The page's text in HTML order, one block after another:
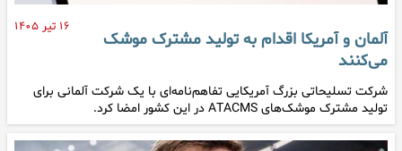
۱۶ تیر ۱۴۰۵
آلمان و آمریکا اقدام به تولید مشترک موشک
می‌کنند
شرکت تسلیحاتی بزرگ آمریکایی تفاهم‌نامه‌ای با یک شرکت آلمانی برای
تولید مشترک موشک‌های ATACMS در این کشور امضا کرد.